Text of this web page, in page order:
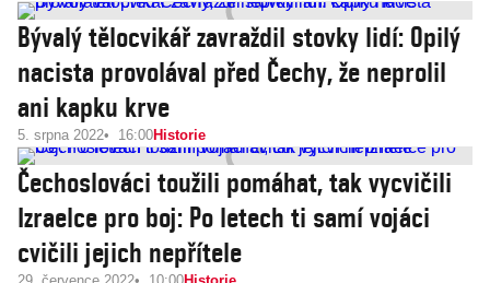
Bývalý tělocvikář zavraždil stovky lidí: Opilý
nacista provolával před Čechy, že neprolil
ani kapku krve
5. srpna 2022 16:00Historie
Čechoslováci toužili pomáhat, tak vycvičili
Izraelce pro boj: Po letech ti samí vojáci
cvičili jejich nepřítele